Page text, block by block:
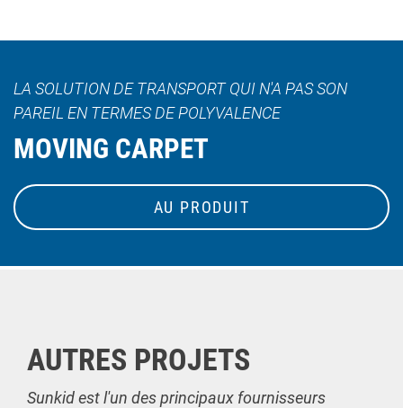
LA SOLUTION DE TRANSPORT QUI N'A PAS SON
PAREIL EN TERMES DE POLYVALENCE
MOVING CARPET
AU PRODUIT
AUTRES PROJETS
Sunkid est l'un des principaux fournisseurs